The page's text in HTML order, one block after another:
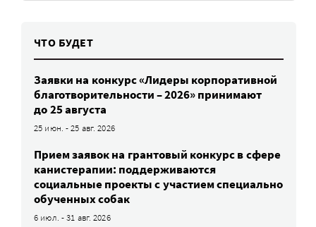
ЧТО БУДЕТ
Заявки на конкурс «Лидеры корпоративной
благотворительности – 2026» принимают
до 25 августа
25 июн. - 25 авг. 2026
Прием заявок на грантовый конкурс в сфере
канистерапии: поддерживаются
социальные проекты с участием специально
обученных собак
6 июл. - 31 авг. 2026